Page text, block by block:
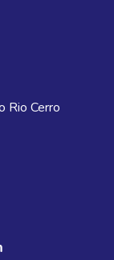
Rio Cerro